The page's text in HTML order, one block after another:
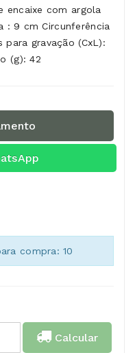
encaixe com argola
: 9 cm Circunferência
para gravação (CxL):
(g): 42
compra: 10
Calcular